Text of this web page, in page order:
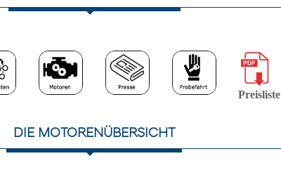
Preisliste
DIE MOTORENÜBERSICHT